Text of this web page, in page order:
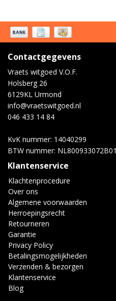
Contactgegevens
Vraets witgoed V.O.F.
Holsberg 26
6129KL Urmond
info@vraetswitgoed.nl
046 433 14 84
KvK nummer: 14040299
BTW nummer: NL800933072B01
Klantenservice
Klachtenprocedure
Over ons
Algemene voorwaarden
Herroepingsrecht
Retourneren
Garantie
Privacy Policy
Betalingsmogelijkheden
Verzenden & bezorgen
Klantenservice
Blog